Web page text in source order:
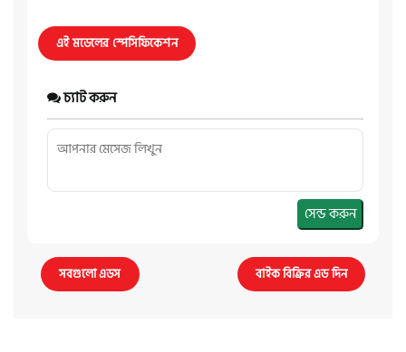
এই মডেলের স্পেসিফিকেশন
চ্যাট করুন
সেন্ড করুন
সবগুলো এডস বাইক বিক্রির এড দিন